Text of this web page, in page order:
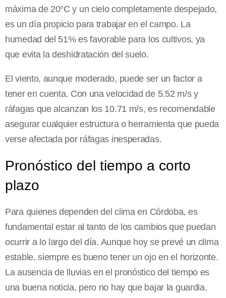
máxima de 20°C y un cielo completamente despejado,
es un día propicio para trabajar en el campo. La
humedad del 51% es favorable para los cultivos, ya
que evita la deshidratación del suelo.
El viento, aunque moderado, puede ser un factor a
tener en cuenta. Con una velocidad de 5.52 m/s y
ráfagas que alcanzan los 10.71 m/s, es recomendable
asegurar cualquier estructura o herramienta que pueda
verse afectada por ráfagas inesperadas.
Pronóstico del tiempo a corto
plazo
Para quienes dependen del clima en Córdoba, es
fundamental estar al tanto de los cambios que puedan
ocurrir a lo largo del día. Aunque hoy se prevé un clima
estable, siempre es bueno tener un ojo en el horizonte.
La ausencia de lluvias en el pronóstico del tiempo es
una buena noticia, pero no hay que bajar la guardia.